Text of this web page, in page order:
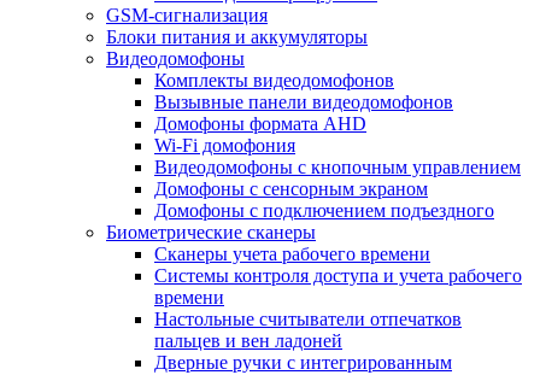
GSM-сигнализация
Блоки питания и аккумуляторы
Видеодомофоны
Комплекты видеодомофонов
Вызывные панели видеодомофонов
Домофоны формата AHD
Wi-Fi домофония
Видеодомофоны с кнопочным управлением
Домофоны с сенсорным экраном
Домофоны с подключением подъездного
Биометрические сканеры
Сканеры учета рабочего времени
Системы контроля доступа и учета рабочего
времени
Настольные считыватели отпечатков
пальцев и вен ладоней
Дверные ручки с интегрированным